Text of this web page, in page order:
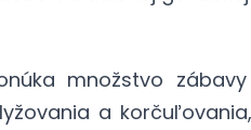
množstvo
a